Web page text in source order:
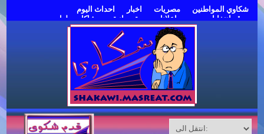
شكاوي المواطنين مصريات اخبار
احداث اليوم
موقع انتخابات مصر
اعلانات مبوبة مجانية
مشاكل وحلول